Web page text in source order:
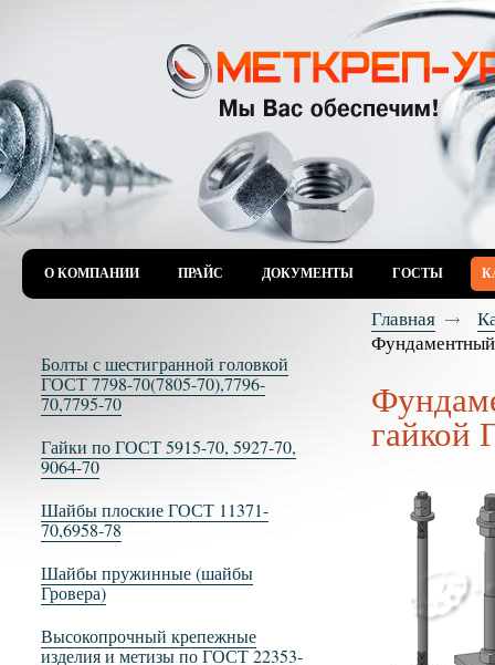
О КОМПАНИИ ПРАЙС ДОКУМЕНТЫ ГОСТЫ
Болты с шестигранной головкой
ГОСТ 7798-70(7805-70),7796-
70,7795-70
Гайки по ГОСТ 5915-70, 5927-70,
9064-70
Шайбы плоские ГОСТ 11371-
70,6958-78
Шайбы пружинные (шайбы
Гровера)
Высокопрочный крепежные
изделия и метизы по ГОСТ 22353-
Главная
гайкой